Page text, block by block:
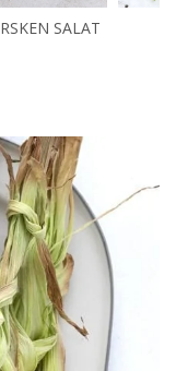
SALAT